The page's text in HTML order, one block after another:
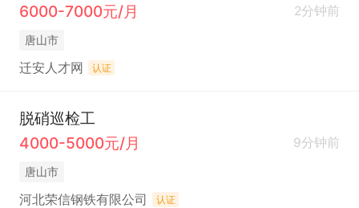
6000-7000元/月
2分钟前
唐山市
迁安人才网 认证
脱硝巡检工
4000-5000元/月
9分钟前
唐山市
河北荣信钢铁有限公司 认证